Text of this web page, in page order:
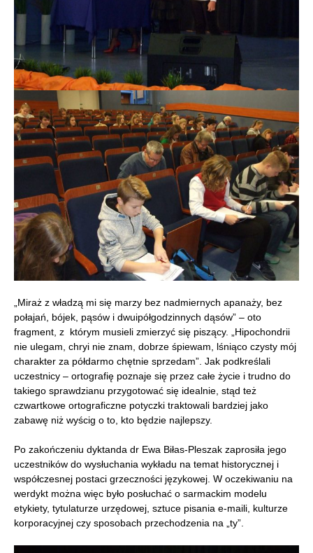
„Miraż z władzą mi się marzy bez nadmiernych apanaży, bez
połajań, bójek, pąsów i dwuipółgodzinnych dąsów” – oto
fragment, z którym musieli zmierzyć się piszący. „Hipochondrii
nie ulegam, chryi nie znam, dobrze śpiewam, lśniąco czysty mój
charakter za półdarmo chętnie sprzedam”. Jak podkreślali
uczestnicy – ortografię poznaje się przez całe życie i trudno do
takiego sprawdzianu przygotować się idealnie, stąd też
czwartkowe ortograficzne potyczki traktowali bardziej jako
zabawę niż wyścig o to, kto będzie najlepszy.
Po zakończeniu dyktanda dr Ewa Biłas-Pleszak zaprosiła jego
uczestników do wysłuchania wykładu na temat historycznej i
współczesnej postaci grzeczności językowej. W oczekiwaniu na
werdykt można więc było posłuchać o sarmackim modelu
etykiety, tytulaturze urzędowej, sztuce pisania e-maili, kulturze
korporacyjnej czy sposobach przechodzenia na „ty”.